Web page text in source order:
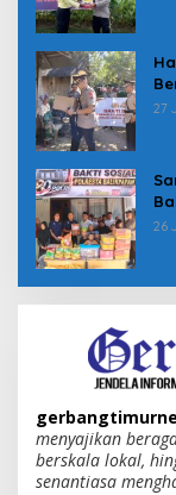
27
26
menyajikan
berskala lokal,
senantiasa